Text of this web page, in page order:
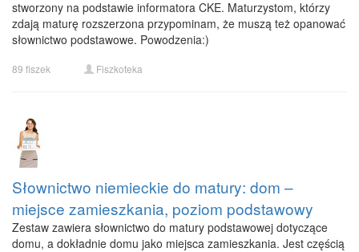
stworzony na podstawie informatora CKE. Maturzystom, którzy
zdają maturę rozszerzona przypominam, że muszą też opanować
słownictwo podstawowe. Powodzenia:)
89 fiszek Fiszkoteka
Słownictwo niemieckie do matury: dom –
miejsce zamieszkania, poziom podstawowy
Zestaw zawiera słownictwo do matury podstawowej dotyczące
domu, a dokładnie domu jako miejsca zamieszkania. Jest częścią